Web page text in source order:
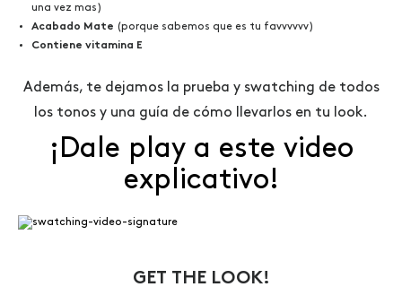
una vez mas)
Acabado Mate (porque sabemos que es tu favvvvvv)
Contiene vitamina E
Además, te dejamos la prueba y swatching de todos
los tonos y una guía de cómo llevarlos en tu look.
¡Dale play a este video
explicativo!
GET THE LOOK!